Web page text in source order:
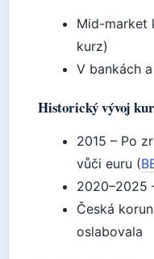
Mid-market
kurz)
V bankách
Historický vývoj
2015 – Po
vůči euru (
2020–2025
Česká
oslabovala